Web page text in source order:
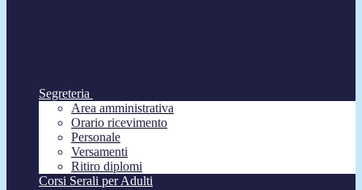
Segreteria
Area amministrativa
Orario ricevimento
Personale
Versamenti
Ritiro diplomi
Corsi Serali per Adulti